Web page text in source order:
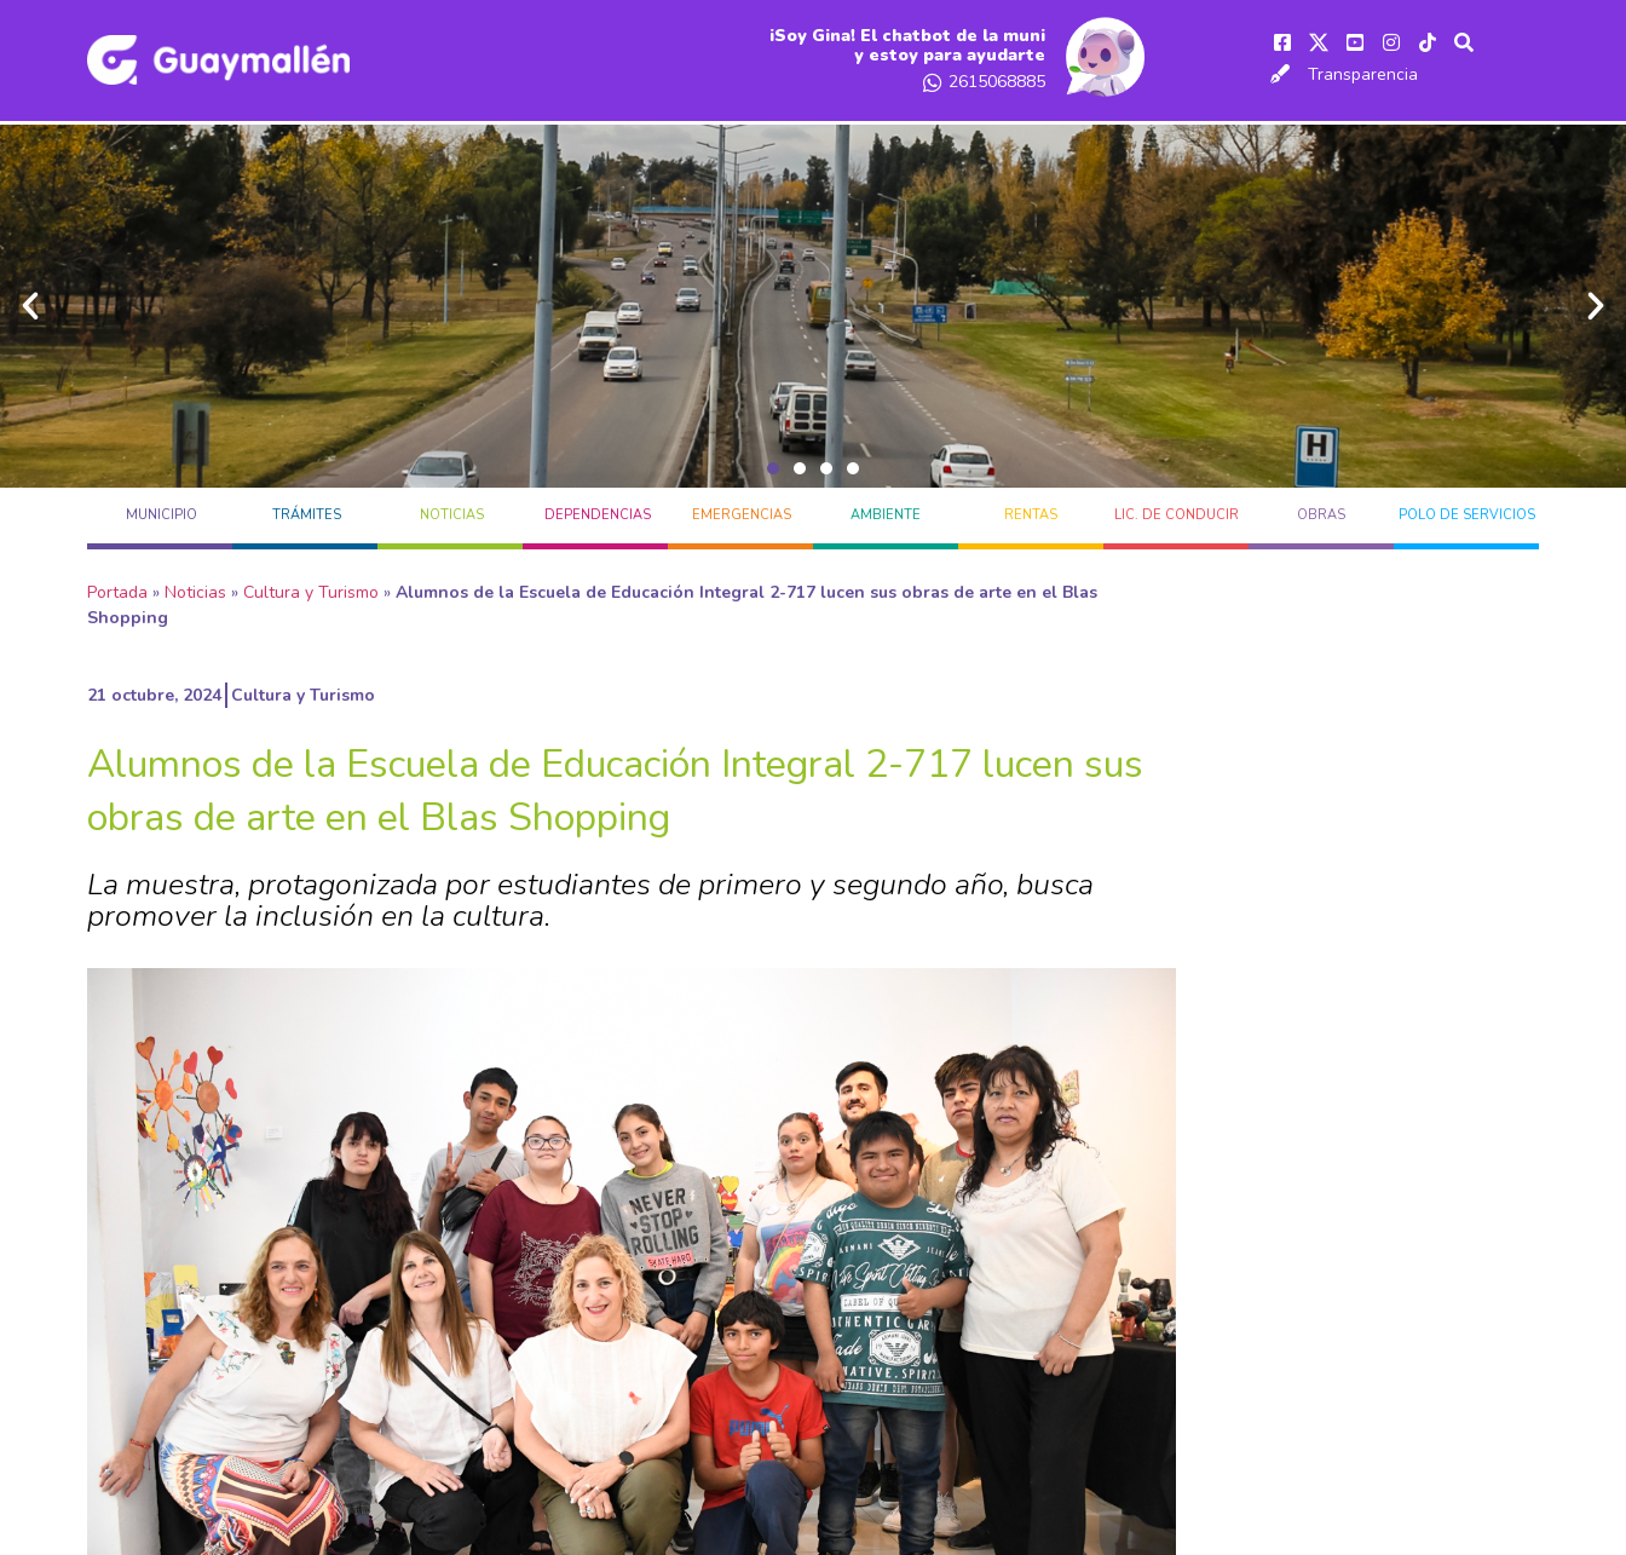
iSoy Gina! El chatbot de la muni
y estoy para ayudarte
2615068885
Transparencia
MUNICIPIO TRÁMITES NOTICIAS DEPENDENCIAS EMERGENCIAS AMBIENTE RENTAS LIC. DE CONDUCIR OBRAS POLO DE SERVICIOS
Portada » Noticias » Cultura y Turismo » Alumnos de la Escuela de Educación Integral 2-717 lucen sus obras de arte en el Blas
Shopping
21 octubre, 2024 Cultura y Turismo
Alumnos de la Escuela de Educación Integral 2-717 lucen sus
obras de arte en el Blas Shopping
La muestra, protagonizada por estudiantes de primero y segundo año, busca
promover la inclusión en la cultura.